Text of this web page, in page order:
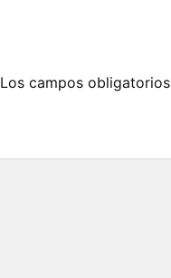
Los campos obligatorios